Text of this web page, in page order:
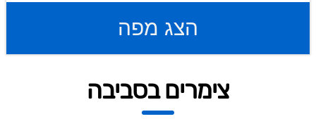
הצג מפה
צימרים בסביבה